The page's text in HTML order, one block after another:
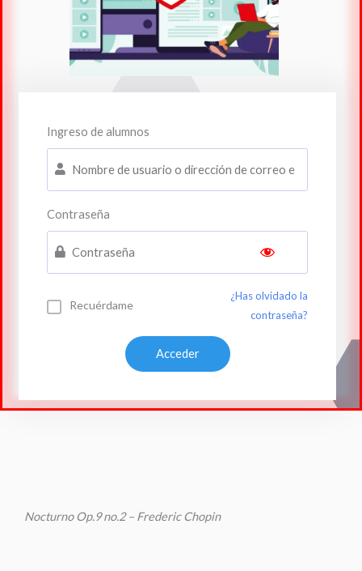
Ingreso de alumnos
Contraseña
Recuérdame
¿Has olvidado la
contraseña?
Nocturno Op.9 no.2 – Frederic Chopin